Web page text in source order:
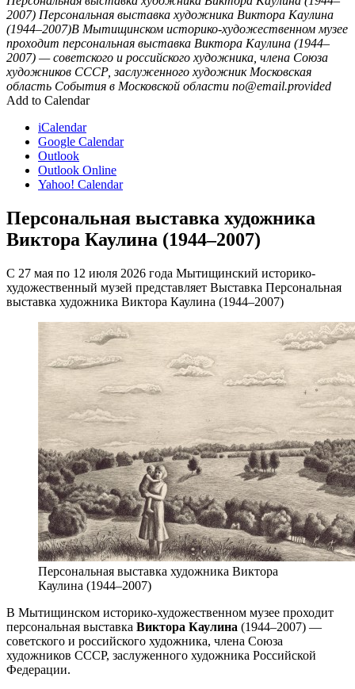
2007) Персональная выставка художника Виктора Каулина
(1944–2007)В Мытищинском историко-художественном музее
проходит персональная выставка Виктора Каулина (1944–
2007) — советского и российского художника, члена Союза
художников СССР, заслуженного художник Московская
область События в Московской области no@email.provided
Add to Calendar
iCalendar
Google Calendar
Outlook
Outlook Online
Yahoo! Calendar
Персональная выставка художника
Виктора Каулина (1944–2007)
С 27 мая по 12 июля 2026 года Мытищинский историко-
художественный музей представляет Выставка Персональная
выставка художника Виктора Каулина (1944–2007)
Персональная выставка художника Виктора
Каулина (1944–2007)
В Мытищинском историко-художественном музее проходит
персональная выставка Виктора Каулина (1944–2007) —
советского и российского художника, члена Союза
художников СССР, заслуженного художника Российской
Федерации.